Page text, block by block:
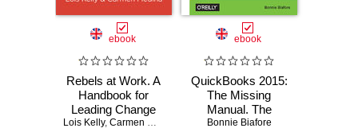
ebook
Rebels at Work. A
Handbook for
Leading Change
from Within
Lois Kelly, Carmen Medina Debra Cameron
ebook
QuickBooks 2015:
The Missing
Manual. The
Official Intuit Guide
Bonnie Biafore